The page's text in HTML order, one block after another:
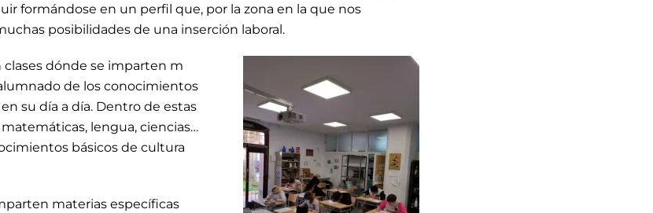
formándose en un perfil que, por la zona en la que nos
posibilidades de una inserción laboral.
dónde se imparten m
de los conocimientos
su día a día. Dentro de estas
lengua, ciencias…
básicos de cultura
materias específicas